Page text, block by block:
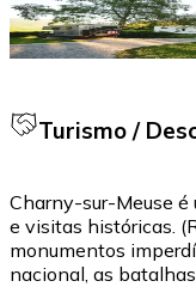
Turismo /
Charny-sur-Meuse é
e visitas históricas.
monumentos
nacional, as